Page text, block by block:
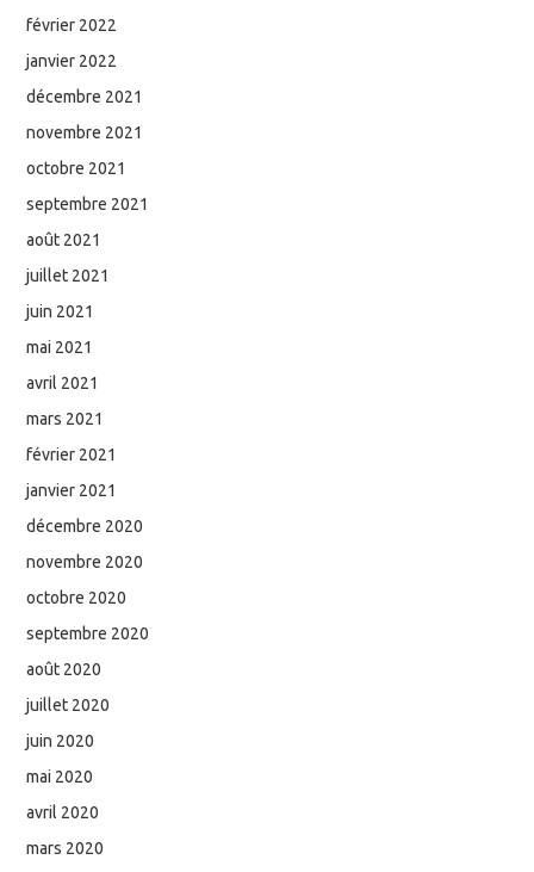
février 2022
janvier 2022
décembre 2021
novembre 2021
octobre 2021
septembre 2021
août 2021
juillet 2021
juin 2021
mai 2021
avril 2021
mars 2021
février 2021
janvier 2021
décembre 2020
novembre 2020
octobre 2020
septembre 2020
août 2020
juillet 2020
juin 2020
mai 2020
avril 2020
mars 2020